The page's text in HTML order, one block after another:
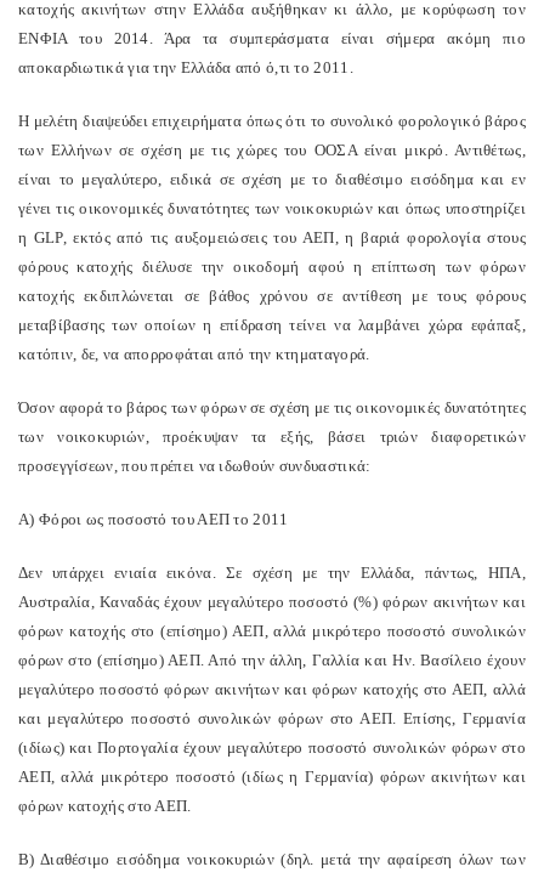
κατοχής ακινήτων στην Ελλάδα αυξήθηκαν κι άλλο, με κορύφωση τον
ΕΝΦΙΑ του 2014. Άρα τα συμπεράσματα είναι σήμερα ακόμη πιο
αποκαρδιωτικά για την Ελλάδα από ό,τι το 2011.
Η μελέτη διαψεύδει επιχειρήματα όπως ότι το συνολικό φορολογικό βάρος
των Ελλήνων σε σχέση με τις χώρες του ΟΟΣΑ είναι μικρό. Αντιθέτως,
είναι το μεγαλύτερο, ειδικά σε σχέση με το διαθέσιμο εισόδημα και εν
γένει τις οικονομικές δυνατότητες των νοικοκυριών και όπως υποστηρίζει
η GLP, εκτός από τις αυξομειώσεις του ΑΕΠ, η βαριά φορολογία στους
φόρους κατοχής διέλυσε την οικοδομή αφού η επίπτωση των φόρων
κατοχής εκδιπλώνεται σε βάθος χρόνου σε αντίθεση με τους φόρους
μεταβίβασης των οποίων η επίδραση τείνει να λαμβάνει χώρα εφάπαξ,
κατόπιν, δε, να απορροφάται από την κτηματαγορά.
Όσον αφορά το βάρος των φόρων σε σχέση με τις οικονομικές δυνατότητες
των νοικοκυριών, προέκυψαν τα εξής, βάσει τριών διαφορετικών
προσεγγίσεων, που πρέπει να ιδωθούν συνδυαστικά:
Α) Φόροι ως ποσοστό του ΑΕΠ το 2011
Δεν υπάρχει ενιαία εικόνα. Σε σχέση με την Ελλάδα, πάντως, ΗΠΑ,
Αυστραλία, Καναδάς έχουν μεγαλύτερο ποσοστό (%) φόρων ακινήτων και
φόρων κατοχής στο (επίσημο) ΑΕΠ, αλλά μικρότερο ποσοστό συνολικών
φόρων στο (επίσημο) ΑΕΠ. Από την άλλη, Γαλλία και Ην. Βασίλειο έχουν
μεγαλύτερο ποσοστό φόρων ακινήτων και φόρων κατοχής στο ΑΕΠ, αλλά
και μεγαλύτερο ποσοστό συνολικών φόρων στο ΑΕΠ. Επίσης, Γερμανία
(ιδίως) και Πορτογαλία έχουν μεγαλύτερο ποσοστό συνολικών φόρων στο
ΑΕΠ, αλλά μικρότερο ποσοστό (ιδίως η Γερμανία) φόρων ακινήτων και
φόρων κατοχής στο ΑΕΠ.
Β) Διαθέσιμο εισόδημα νοικοκυριών (δηλ. μετά την αφαίρεση όλων των